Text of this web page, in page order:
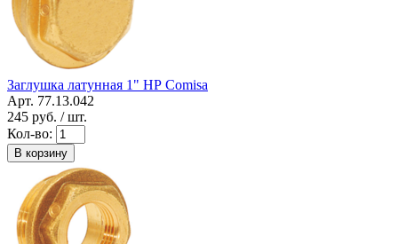
Заглушка латунная 1" НР Сomisa
Арт. 77.13.042
245 руб. / шт.
Кол-во:
В корзину